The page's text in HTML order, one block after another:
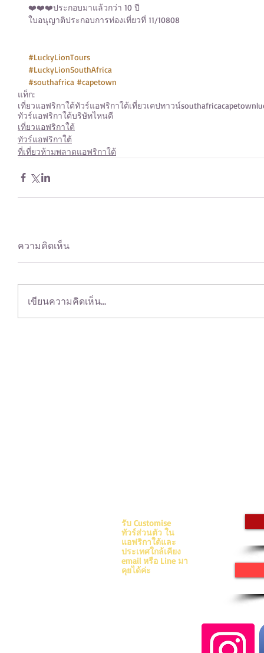
❤️❤️❤️ประกอบมาแล้วกว่า 10 ปี
ใบอนุญาติประกอบการท่องเที่ยวที่ 11/10808
#LuckyLionTours
#LuckyLionSouthAfrica
#southafrica #capetown
แท็ก:
เที่ยวแอฟริกาใต้ทัวร์แอฟริกาใต้เที่ยวเคปทาวน์southafricacapetown
ทัวร์แอฟริกาใต้บริษัทไหนดี
เที่ยวแอฟริกาใต้
ทัวร์แอฟริกาใต้
ที่เที่ยวห้ามพลาดแอฟริกาใต้
ความคิดเห็น
เขียนความคิดเห็น…
รับ Customise
ทัวร์ส่วนตัว ใน
แอฟริกาใต้และ
ประเทศใกล้เคียง
email หรือ Line มา
คุยได้ค่ะ